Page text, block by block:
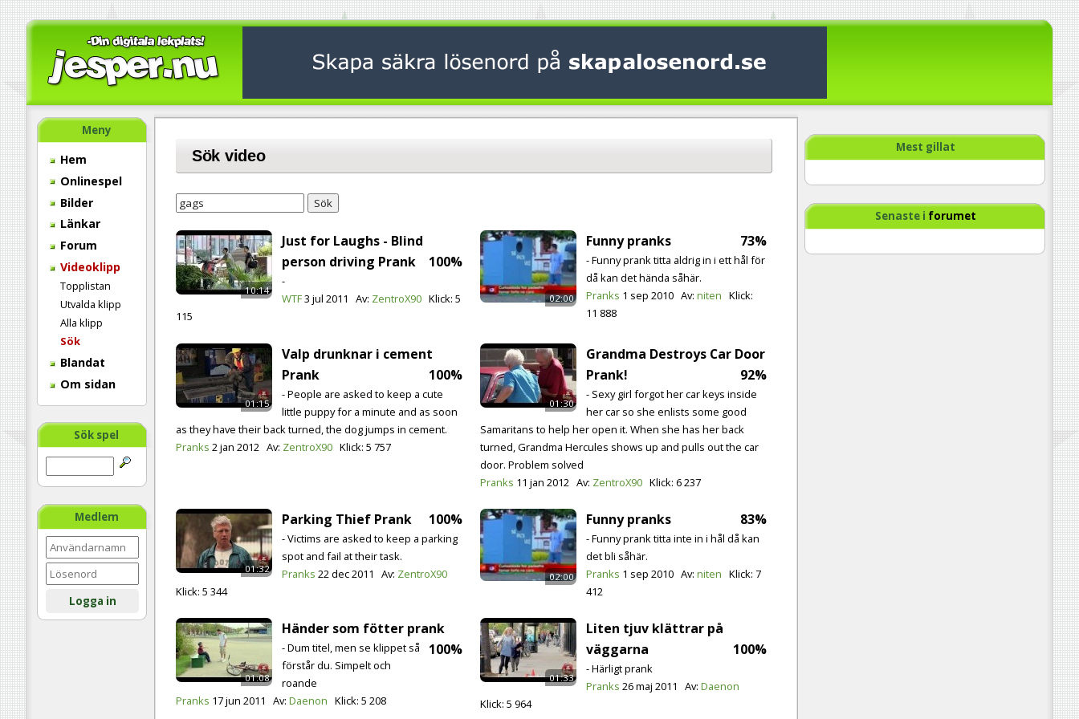
Meny
Hem
Onlinespel
Bilder
Länkar
Forum
Videoklipp
Topplistan
Utvalda klipp
Alla klipp
Sök
Blandat
Om sidan
Sök spel
Medlem
Logga in
Mest gillat
Senaste i forumet
Sök video
Sök
10:14
Just for Laughs - Blind
person driving Prank
100%
-
WTF3 jul 2011 Av: ZentroX90 Klick: 5
115
02:00
Funny pranks 73%
- Funny prank titta aldrig in i ett hål för
då kan det hända såhär.
Pranks 1 sep 2010 Av: niten Klick:
11 888
01:15
Valp drunknar i cement
Prank
100%
- People are asked to keep a cute
little puppy for a minute and as soon
as they have their back turned, the dog jumps in cement.
Pranks 2 jan 2012 Av: ZentroX90 Klick: 5 757
01:30
Grandma Destroys Car Door
Prank!
92%
- Sexy girl forgot her car keys inside
her car so she enlists some good
Samaritans to help her open it. When she has her back
turned, Grandma Hercules shows up and pulls out the car
door. Problem solved
Pranks 11 jan 2012 Av: ZentroX90 Klick: 6 237
01:32
Parking Thief Prank 100%
- Victims are asked to keep a parking
spot and fail at their task.
Pranks 22 dec 2011 Av: ZentroX90
Klick: 5 344
02:00
Funny pranks 83%
- Funny prank titta inte in i hål då kan
det bli såhär.
Pranks 1 sep 2010 Av: niten Klick: 7
412
01:08
Händer som fötter prank
100%
- Dum titel, men se klippet så
förstår du. Simpelt och
roande
Pranks 17 jun 2011 Av: Daenon Klick: 5 208
01:33
Liten tjuv klättrar på
väggarna
100%
- Härligt prank
Pranks 26 maj 2011 Av: Daenon
Klick: 5 964